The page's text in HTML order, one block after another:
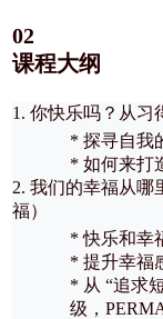
02
课程大纲
1. 你快乐吗？从习
* 探寻自我
* 如何来打
2. 我们的幸福从哪
福）
* 快乐和幸
* 提升幸福
* 从 “追求
级，